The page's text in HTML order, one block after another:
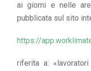
ai giorni e nelle
pubblicata sul sito
https://
riferita a: